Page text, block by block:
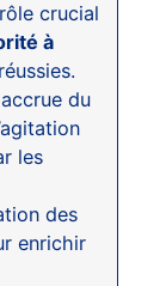
crucial
à
du
les
des
enrichir